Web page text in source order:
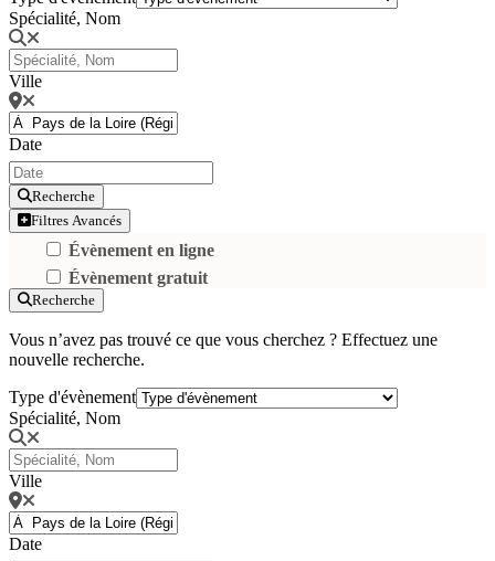
Spécialité, Nom
Ville
Date
Recherche
Filtres Avancés
Évènement en ligne
Évènement gratuit
Recherche
Vous n’avez pas trouvé ce que vous cherchez ? Effectuez une
nouvelle recherche.
Type d'évènement
Spécialité, Nom
Ville
Date